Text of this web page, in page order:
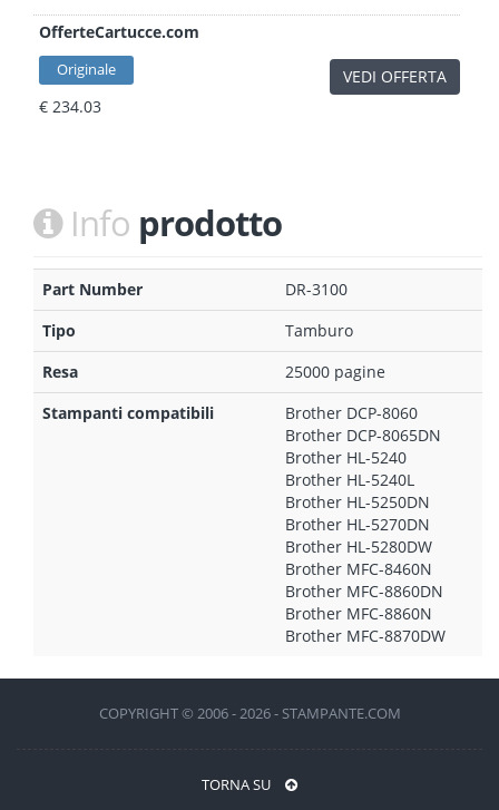
OfferteCartucce.com
Originale
€ 234.03
VEDI OFFERTA
Info prodotto
Part Number
DR-3100
Tipo
Tamburo
Resa
25000 pagine
Stampanti compatibili
Brother DCP-8060
Brother DCP-8065DN
Brother HL-5240
Brother HL-5240L
Brother HL-5250DN
Brother HL-5270DN
Brother HL-5280DW
Brother MFC-8460N
Brother MFC-8860DN
Brother MFC-8860N
Brother MFC-8870DW
COPYRIGHT © 2006 - 2026 - STAMPANTE.COM
TORNA SU